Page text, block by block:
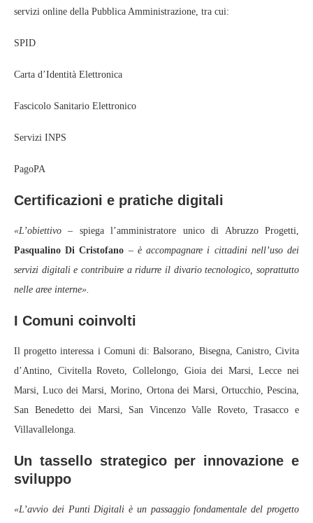
servizi online della Pubblica Amministrazione, tra cui:
SPID
Carta d’Identità Elettronica
Fascicolo Sanitario Elettronico
Servizi INPS
PagoPA
Certificazioni e pratiche digitali
«L’obiettivo – spiega l’amministratore unico di Abruzzo Progetti,
Pasqualino Di Cristofano – è accompagnare i cittadini nell’uso dei
servizi digitali e contribuire a ridurre il divario tecnologico, soprattutto
nelle aree interne».
I Comuni coinvolti
Il progetto interessa i Comuni di: Balsorano, Bisegna, Canistro, Civita
d’Antino, Civitella Roveto, Collelongo, Gioia dei Marsi, Lecce nei
Marsi, Luco dei Marsi, Morino, Ortona dei Marsi, Ortucchio, Pescina,
San Benedetto dei Marsi, San Vincenzo Valle Roveto, Trasacco e
Villavallelonga.
Un tassello strategico per innovazione e
sviluppo
«L’avvio dei Punti Digitali è un passaggio fondamentale del progetto